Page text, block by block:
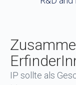
IP sollte als